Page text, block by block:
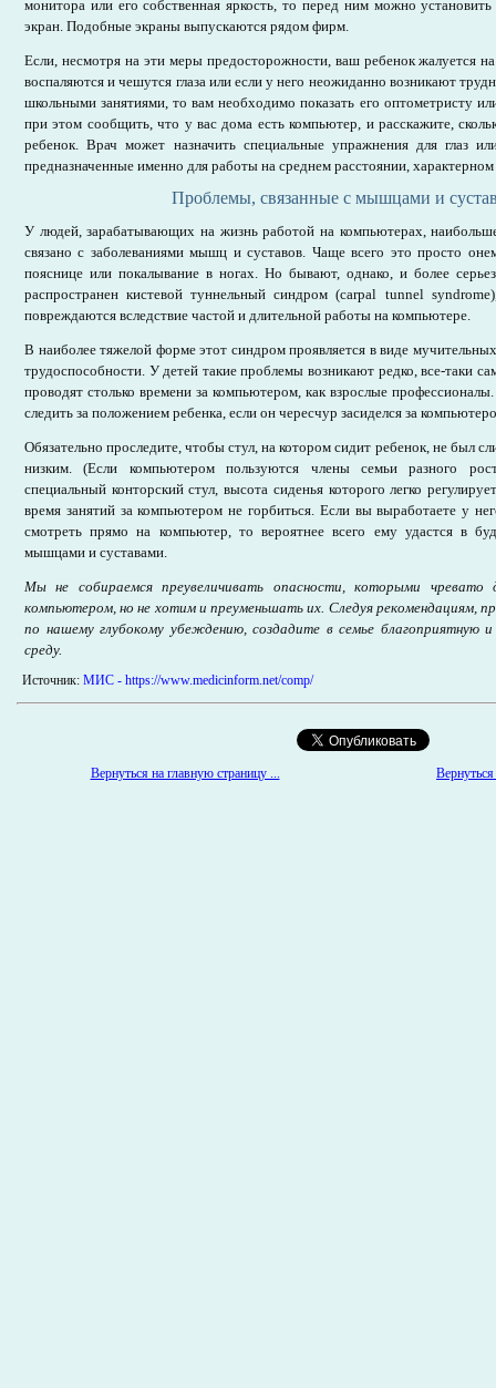
монитора или его собственная яркость, то перед ним можно
экран. Подобные экраны выпускаются рядом фирм.
Если, несмотря на эти меры предосторожности, ваш ребенок жалуется
воспаляются и чешутся глаза или если у него неожиданно возникают
школьными занятиями, то вам необходимо показать его оптометристу
при этом сообщить, что у вас дома есть компьютер, и расскажите,
ребенок. Врач может назначить специальные упражнения для глаз
предназначенные именно для работы на среднем расстоянии,
Проблемы, связанные с мышцами и
У людей, зарабатывающих на жизнь работой на компьютерах,
связано с заболеваниями мышц и суставов. Чаще всего это просто
пояснице или покалывание в ногах. Но бывают, однако, и более
распространен кистевой туннельный синдром (carpal tunnel
повреждаются вследствие частой и длительной работы на компьютере.
В наиболее тяжелой форме этот синдром проявляется в виде
трудоспособности. У детей такие проблемы возникают редко, все-таки
проводят столько времени за компьютером, как взрослые
следить за положением ребенка, если он чересчур засиделся за
Обязательно проследите, чтобы стул, на котором сидит ребенок, не был
низким. (Если компьютером пользуются члены семьи разного
специальный конторский стул, высота сиденья которого легко
время занятий за компьютером не горбиться. Если вы выработаете у
смотреть прямо на компьютер, то вероятнее всего ему удастся в
мышцами и суставами.
Мы не собираемся преувеличивать опасности, которыми чревато
компьютером, но не хотим и преуменьшать их. Следуя рекомендациям,
по нашему глубокому убеждению, создадите в семье благоприятную
среду.
Источник: МИС - https://www.medicinform.net/comp/
Вернуться на главную страницу ... Вернуться